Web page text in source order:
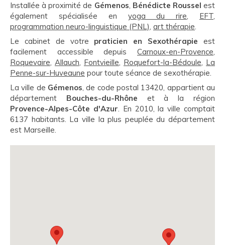
Installée à proximité de Gémenos, Bénédicte Roussel est
également spécialisée en yoga du rire, EFT,
programmation neuro-linguistique (PNL), art thérapie.
Le cabinet de votre praticien en Sexothérapie est
facilement accessible depuis Carnoux-en-Provence,
Roquevaire, Allauch, Fontvieille, Roquefort-la-Bédoule, La
Penne-sur-Huveaune pour toute séance de sexothérapie.
La ville de Gémenos, de code postal 13420, appartient au
département Bouches-du-Rhône et à la région
Provence-Alpes-Côte d'Azur. En 2010, la ville comptait
6137 habitants. La ville la plus peuplée du département
est Marseille.